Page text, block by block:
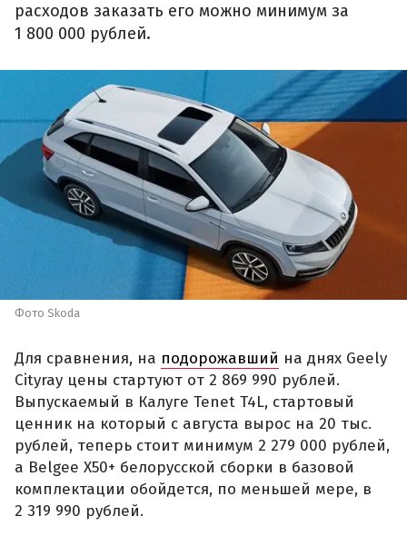
расходов заказать его можно минимум за
1 800 000 рублей.
Фото Skoda
Для сравнения, на подорожавший на днях Geely
Cityray цены стартуют от 2 869 990 рублей.
Выпускаемый в Калуге Tenet T4L, стартовый
ценник на который с августа вырос на 20 тыс.
рублей, теперь стоит минимум 2 279 000 рублей,
а Belgee X50+ белорусской сборки в базовой
комплектации обойдется, по меньшей мере, в
2 319 990 рублей.